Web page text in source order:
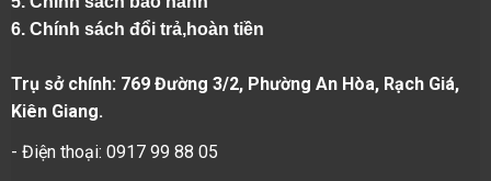
6. Chính sách đổi trả,hoàn tiền
Trụ sở chính: 769 Đường 3/2, Phường An Hòa, Rạch Giá,
Kiên Giang.
- Điện thoại: 0917 99 88 05